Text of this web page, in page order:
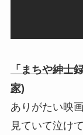
「まちや紳
家)
ありがたい映
見ていて泣け